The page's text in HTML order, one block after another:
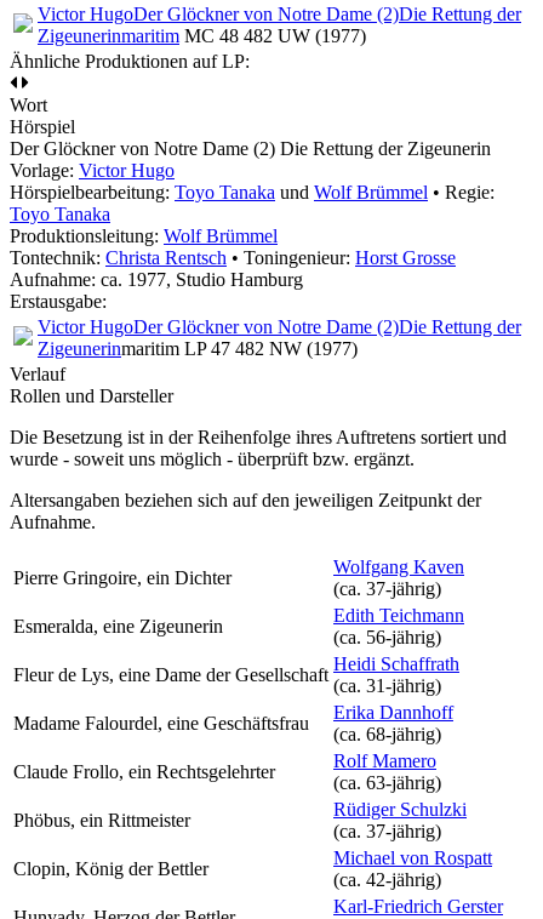
Victor HugoDer Glöckner von Notre Dame (2)Die Rettung der
Zigeunerinmaritim MC 48 482 UW (1977)
Ähnliche Produktionen auf LP:
Wort
Hörspiel
Der Glöckner von Notre Dame (2) Die Rettung der Zigeunerin
Vorlage: Victor Hugo
Hörspielbearbeitung: Toyo Tanaka und Wolf Brümmel • Regie:
Toyo Tanaka
Produktionsleitung: Wolf Brümmel
Tontechnik: Christa Rentsch • Toningenieur: Horst Grosse
Aufnahme: ca. 1977, Studio Hamburg
Erstausgabe:
Victor HugoDer Glöckner von Notre Dame (2)Die Rettung der
Zigeunerinmaritim LP 47 482 NW (1977)
Verlauf
Rollen und Darsteller
Die Besetzung ist in derReihenfolge ihres Auftretens sortiert und
wurde - soweit uns möglich - überprüft bzw. ergänzt.
Altersangaben beziehen sich auf den jeweiligen Zeitpunkt der
Aufnahme.
Pierre Gringoire, ein Dichter
Wolfgang Kaven
(ca. 37‑jährig)
Esmeralda, eine Zigeunerin
Edith Teichmann
(ca. 56‑jährig)
Fleur de Lys, eine Dame der Gesellschaft
Heidi Schaffrath
(ca. 31‑jährig)
Madame Falourdel, eine Geschäftsfrau
Erika Dannhoff
(ca. 68‑jährig)
Claude Frollo, ein Rechtsgelehrter
Rolf Mamero
(ca. 63‑jährig)
Phöbus, ein Rittmeister
Rüdiger Schulzki
(ca. 37‑jährig)
Clopin, König der Bettler
Michael von Rospatt
(ca. 42‑jährig)
Karl-Friedrich Gerster